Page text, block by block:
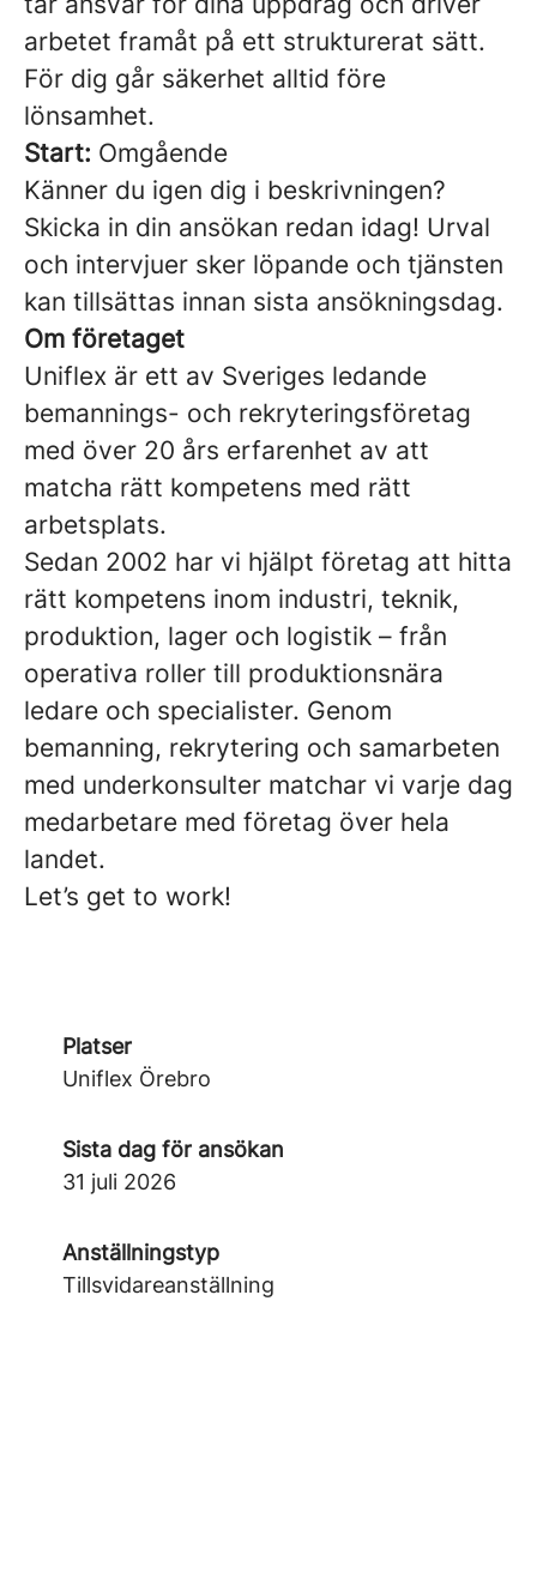
arbetet framåt på ett strukturerat sätt.
För dig går säkerhet alltid före
lönsamhet.
Start: Omgående
Känner du igen dig i beskrivningen?
Skicka in din ansökan redan idag! Urval
och intervjuer sker löpande och tjänsten
kan tillsättas innan sista ansökningsdag.
Om företaget
Uniflex är ett av Sveriges ledande
bemannings- och rekryteringsföretag
med över 20 års erfarenhet av att
matcha rätt kompetens med rätt
arbetsplats.
Sedan 2002 har vi hjälpt företag att hitta
rätt kompetens inom industri, teknik,
produktion, lager och logistik – från
operativa roller till produktionsnära
ledare och specialister. Genom
bemanning, rekrytering och samarbeten
med underkonsulter matchar vi varje dag
medarbetare med företag över hela
landet.
Let’s get to work!
Platser
Uniflex Örebro
Sista dag för ansökan
31 juli 2026
Anställningstyp
Tillsvidareanställning